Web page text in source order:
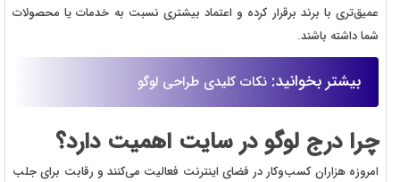
عمیق‌تری با برند برقرار کرده و اعتماد بیشتری نسبت به خدمات یا محصولات
شما داشته باشند.
بیشتر بخوانید: نکات کلیدی طراحی لوگو
چرا درج لوگو در سایت اهمیت دارد؟
امروزه هزاران کسب‌وکار در فضای اینترنت فعالیت می‌کنند و رقابت برای جلب